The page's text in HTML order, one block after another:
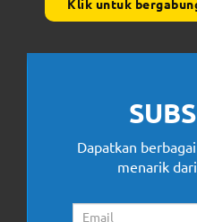
Klik untuk
Dapatkan
menarik